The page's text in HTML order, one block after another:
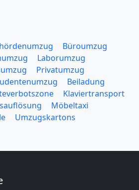
Büroumzug
Laborumzug
Privatumzug
Beiladung
Klaviertransport
Möbeltaxi
Umzugskartons